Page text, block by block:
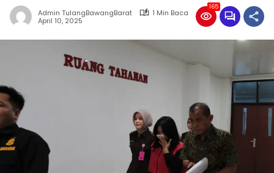
bernuansa
lokal
dan
harga
iklan
yang
relatif
lebih
murah
Admin TulangBawangBarat
1 Min Baca
April 10, 2025
165